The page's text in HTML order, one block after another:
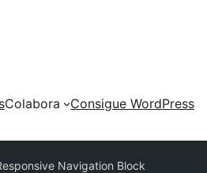
Colabora
Consigue WordPress
Navigation Block